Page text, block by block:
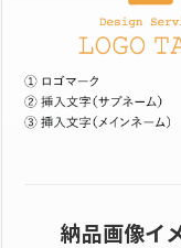
納品画像イ